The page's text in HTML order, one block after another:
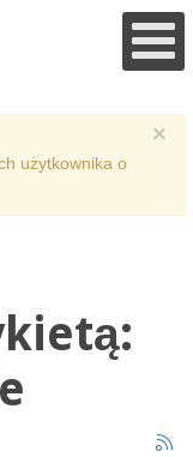
×
użytkownika o